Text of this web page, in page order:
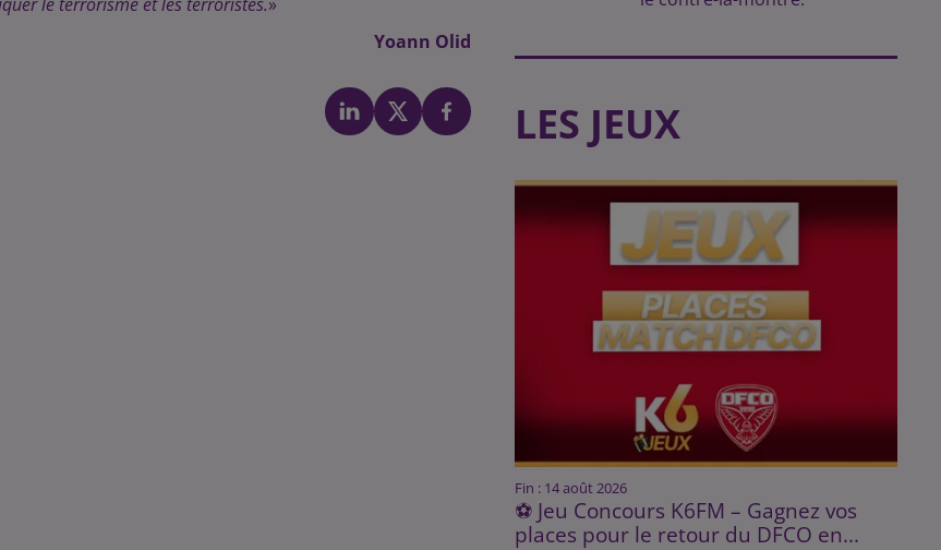
Yoann Olid
LES JEUX
Fin : 14 août 2026
⚽ Jeu Concours K6FM – Gagnez vos
places pour le retour du DFCO en...